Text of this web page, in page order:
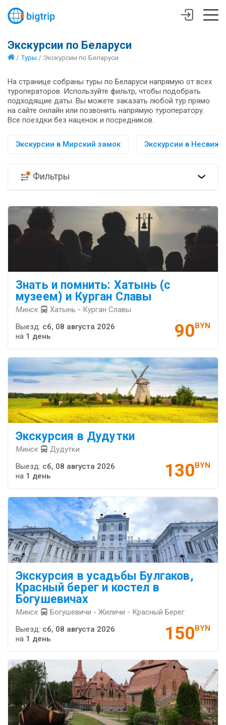
Экскурсии по Беларуси
/ Туры / Экскурсии по Беларуси
На странице собраны туры по Беларуси напрямую от всех
туроператоров. Используйте фильтр, чтобы подобрать
подходящие даты. Вы можете заказать любой тур прямо
на сайте онлайн или позвонить напрямую туроператору.
Все поездки без наценок и посредников.
Экскурсии в Мирский замок Экскурсии в Несвиж
Фильтры
Знать и помнить: Хатынь (с
музеем) и Курган Славы
Минск Хатынь - Курган Славы
90BYN
Выезд: сб, 08 августа 2026
на 1 день
Экскурсия в Дудутки
Минск Дудутки
130BYN
Выезд: сб, 08 августа 2026
на 1 день
Экскурсия в усадьбы Булгаков,
Красный берег и костел в
Богушевичах
Минск Богушевичи - Жиличи - Красный Берег
150BYN
Выезд: сб, 08 августа 2026
на 1 день